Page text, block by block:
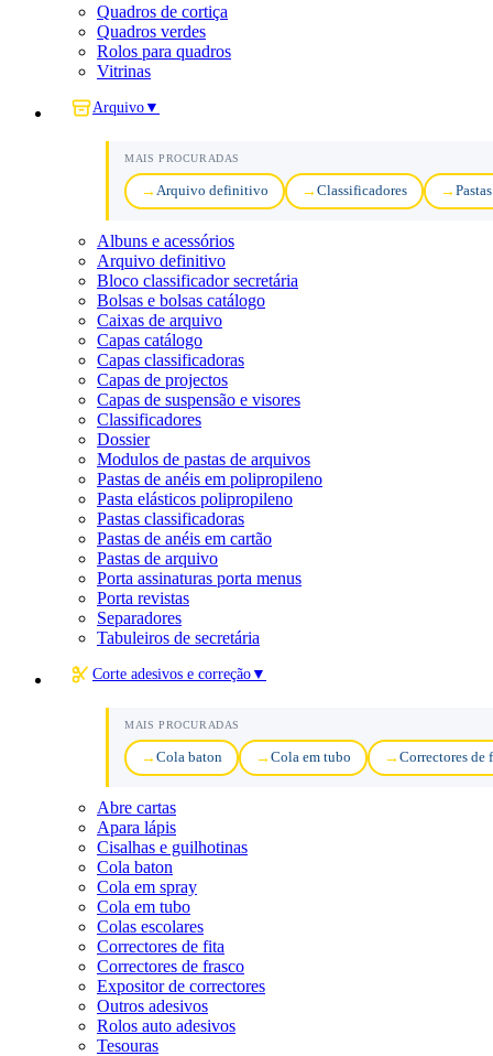
Quadros de cortiça
Quadros verdes
Rolos para quadros
Vitrinas
Arquivo ▼
MAIS PROCURADAS
Arquivo definitivo Classificadores
Albuns e acessórios
Arquivo definitivo
Bloco classificador secretária
Bolsas e bolsas catálogo
Caixas de arquivo
Capas catálogo
Capas classificadoras
Capas de projectos
Capas de suspensão e visores
Classificadores
Dossier
Modulos de pastas de arquivos
Pastas de anéis em polipropileno
Pasta elásticos polipropileno
Pastas classificadoras
Pastas de anéis em cartão
Pastas de arquivo
Porta assinaturas porta menus
Porta revistas
Separadores
Tabuleiros de secretária
Corte adesivos e correção ▼
MAIS PROCURADAS
Cola baton Cola em tubo Correctores de
Abre cartas
Apara lápis
Cisalhas e guilhotinas
Cola baton
Cola em spray
Cola em tubo
Colas escolares
Correctores de fita
Correctores de frasco
Expositor de correctores
Outros adesivos
Rolos auto adesivos
Tesouras